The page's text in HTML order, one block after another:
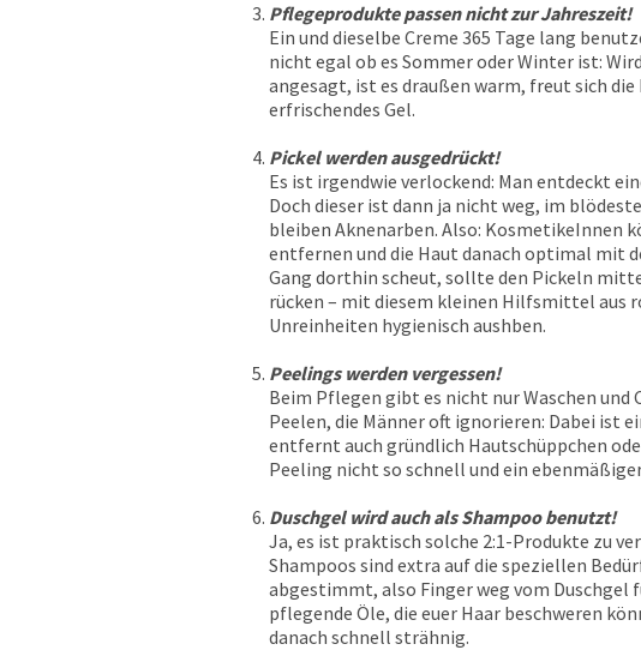
Pflegeprodukte passen nicht zur Jahreszeit!
Ein und dieselbe Creme 365 Tage lang
nicht egal ob es Sommer oder Winter ist:
angesagt, ist es draußen warm, freut sich
erfrischendes Gel.
Pickel werden ausgedrückt!
Es ist irgendwie verlockend: Man entdeckt
Doch dieser ist dann ja nicht weg, im
bleiben Aknenarben. Also: KosmetikeInnen
entfernen und die Haut danach optimal mit
Gang dorthin scheut, sollte den Pickeln
rücken – mit diesem kleinen Hilfsmittel aus
Unreinheiten hygienisch aushben.
Peelings werden vergessen!
Beim Pflegen gibt es nicht nur Waschen und
Peelen, die Männer oft ignorieren: Dabei ist
entfernt auch gründlich Hautschüppchen
Peeling nicht so schnell und ein
Duschgel wird auch als Shampoo benutzt!
Ja, es ist praktisch solche 2:1-Produkte zu
Shampoos sind extra auf die speziellen
abgestimmt, also Finger weg vom Duschgel
pflegende Öle, die euer Haar beschweren
danach schnell strähnig.